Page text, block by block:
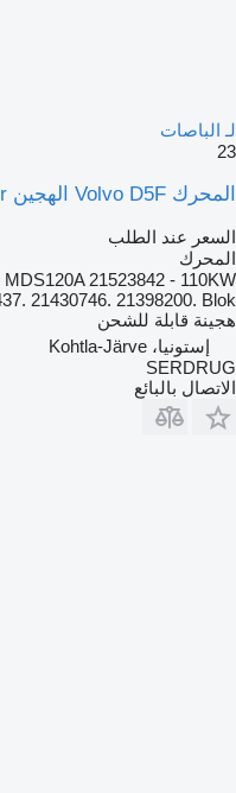
لـ الباصات
23
المحرك Volvo D5F الهجين Servomotor لـ الباصات
السعر عند الطلب
المحرك
21523842 - 110KW
21430746. 21398200. Blok...
هجينة قابلة للشحن
إستونيا، Kohtla-Järve
SERDRUG
الاتصال بالبائع